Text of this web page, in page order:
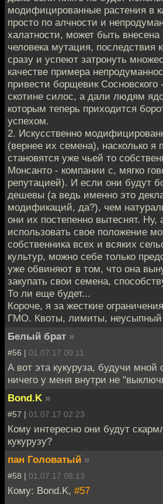
модифицированные растения в
просто по алчности и
халатности, может быть внесена
человека мутация, последствия
сразу и успеют затронуть
качестве примера
привести борщевик Сосновского
скотине силос, а дали людям
которым теперь приходится
успехом.
2. Искусственно
(вернее их семена), насколько я
становятся уже чьей то
Монсанто - компании с, мягко
репутацией). И если они будут
дешевы (а ведь именно это
модификаций, да?), чем
они их постепенно вытеснят. Ну,
использовать свое положение
собственника всех и всяких
культур, можно себе только
уже обвиняют в том, что она
закупать свои семена,
То ли еще будет...
Короче, я за жесткие
ГМО. Квоты, лимиты, неусыпный
Белый брат »
#56 | 01.07.17 00:11
А вот эта кукуруза, будучи мной
ничего у меня внутри не
Bond.K »
#57 | 01.07.17 02:23
Кому интересно они будут
кукурузу?
пан Головатый »
#58 | 01.07.17 08:13
Кому: Bond.K, #57